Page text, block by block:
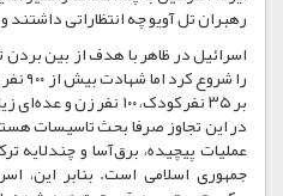
رهبران تل آویو چه انتظاراتی داشتند
اسرائیل در ظاهر با هدف از بین
را
بر ۳۵ نفر کودک، ۱۰۰
در این تجاوز صرفا بحث تاسیسات
عملیات پیچیده، برق‌آسا و چندلایه
جمهوری اسلامی است. بنابر این،